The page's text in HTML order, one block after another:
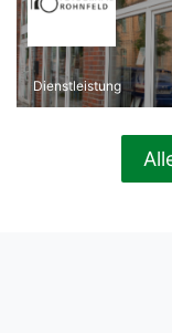
Dienstleistung